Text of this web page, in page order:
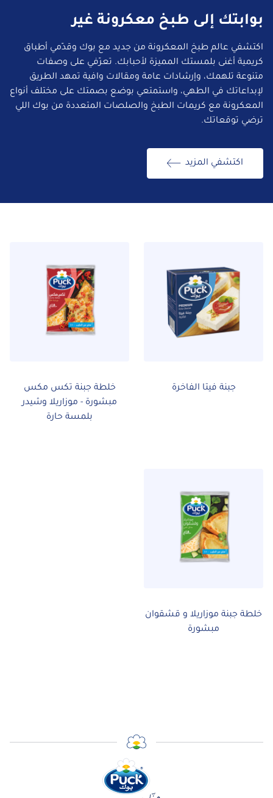
بوابتك إلى طبخ معكرونة غير
اكتشفي عالم طبخ المعكرونة من جديد مع بوك وقدّمي أطباق
كريمية أغنى بلمستك المميزة لأحبابك. تعرّفي على وصفات
متنوعة تلهمك، وإرشادات عامة ومقالات وافية تمهد الطريق
لإبداعاتك في الطهي، واستمتعي بوضع بصمتك على مختلف أنواع
المعكرونة مع كريمات الطبخ والصلصات المتعددة من بوك اللي
ترضي توقعاتك.
اكتشفي المزيد
جبنة فيتا الفاخرة
خلطة جبنة تكس مكس
مبشورة - موزاريلا وشيدر
بلمسة حارة
خلطة جبنة موزاريلا و قشقوان
مبشورة